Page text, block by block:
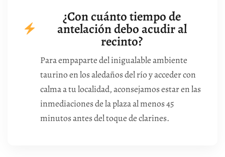
¿Con cuánto tiempo de
antelación debo acudir al
recinto?
Para empaparte del inigualable ambiente
taurino en los aledaños del río y acceder con
calma a tu localidad, aconsejamos estar en las
inmediaciones de la plaza al menos 45
minutos antes del toque de clarines.